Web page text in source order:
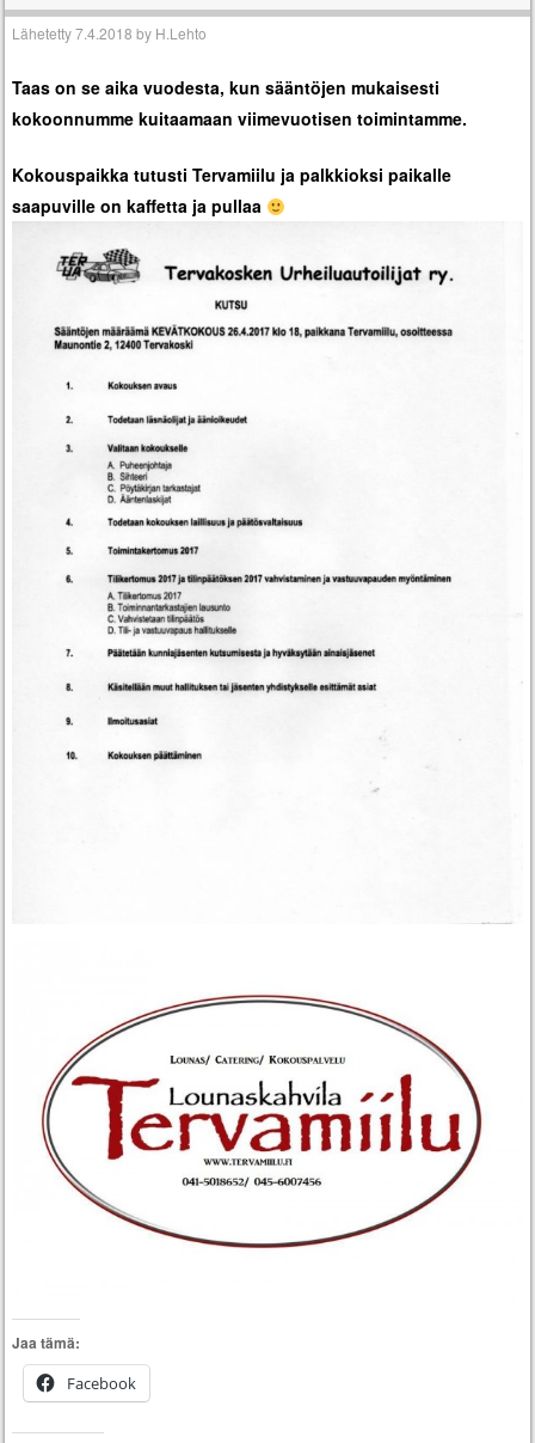
Lähetetty7.4.2018 by H.Lehto
Taas on se aika vuodesta, kun sääntöjen mukaisesti
kokoonnumme kuitaamaan viimevuotisen toimintamme.
Kokouspaikka tutusti Tervamiilu ja palkkioksi paikalle
saapuville on kaffetta ja pullaa
Jaa tämä:
Facebook